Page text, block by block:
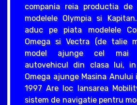
compania reia productia de
modelele Olympia si
aduc pe piata modelele
Omega si Vectra (de talie
model ajunge cel mai
autovehicul din clasa lui,
Omega ajunge Masina Anului
1997 Are loc lansarea
sistem de navigatie pentru